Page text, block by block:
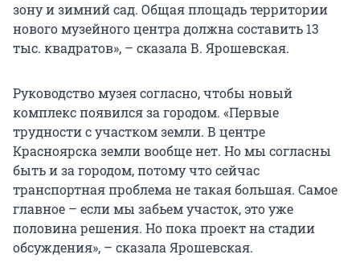
зону и зимний сад. Общая площадь территории
нового музейного центра должна составить 13
тыс. квадратов», – сказала В. Ярошевская.
Руководство музея согласно, чтобы новый
комплекс появился за городом. «Первые
трудности с участком земли. В центре
Красноярска земли вообще нет. Но мы согласны
быть и за городом, потому что сейчас
транспортная проблема не такая большая. Самое
главное – если мы забьем участок, это уже
половина решения. Но пока проект на стадии
обсуждения», – сказала Ярошевская.